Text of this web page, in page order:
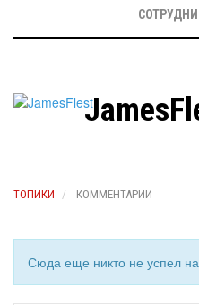
ТОПИКИ КОММЕНТАРИИ
Сюда еще никто не успел